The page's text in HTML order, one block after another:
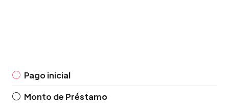
Pago inicial
Monto de Préstamo